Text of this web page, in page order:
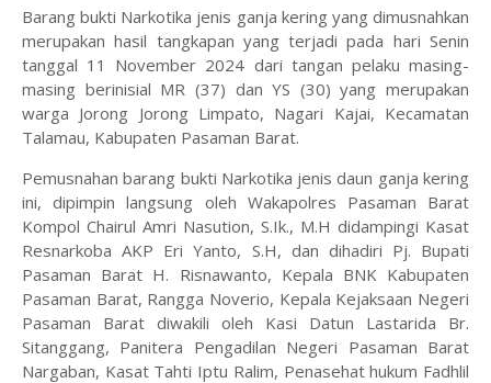
Barang bukti Narkotika jenis ganja kering yang dimusnahkan
merupakan hasil tangkapan yang terjadi pada hari Senin
tanggal 11 November 2024 dari tangan pelaku masing-
masing berinisial MR (37) dan YS (30) yang merupakan
warga Jorong Jorong Limpato, Nagari Kajai, Kecamatan
Talamau, Kabupaten Pasaman Barat.
Pemusnahan barang bukti Narkotika jenis daun ganja kering
ini, dipimpin langsung oleh Wakapolres Pasaman Barat
Kompol Chairul Amri Nasution, S.Ik., M.H didampingi Kasat
Resnarkoba AKP Eri Yanto, S.H, dan dihadiri Pj. Bupati
Pasaman Barat H. Risnawanto, Kepala BNK Kabupaten
Pasaman Barat, Rangga Noverio, Kepala Kejaksaan Negeri
Pasaman Barat diwakili oleh Kasi Datun Lastarida Br.
Sitanggang, Panitera Pengadilan Negeri Pasaman Barat
Nargaban, Kasat Tahti Iptu Ralim, Penasehat hukum Fadhlil